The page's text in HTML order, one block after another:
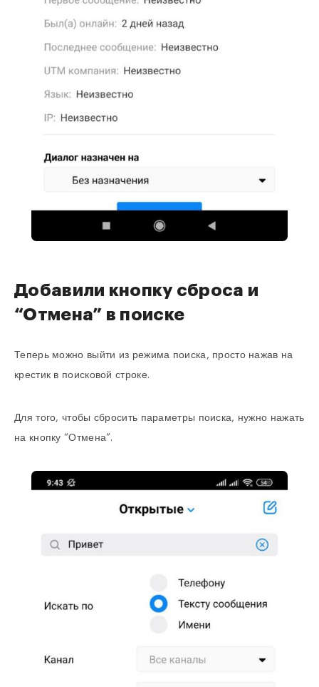
Добавили кнопку сброса и
“Отмена” в поиске
Теперь можно выйти из режима поиска, просто нажав на
крестик в поисковой строке.
Для того, чтобы сбросить параметры поиска, нужно нажать
на кнопку “Отмена”.